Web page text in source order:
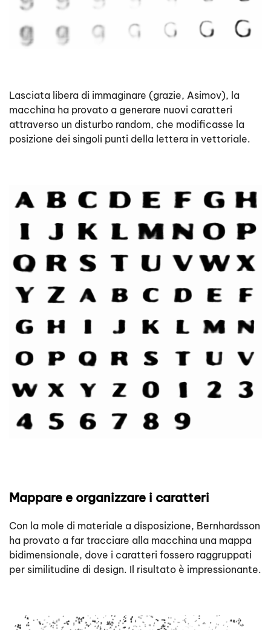
Lasciata libera di immaginare (grazie, Asimov), la
macchina ha provato a generare nuovi caratteri
attraverso un disturbo random, che modificasse la
posizione dei singoli punti della lettera in vettoriale.
Mappare e organizzare i caratteri
Con la mole di materiale a disposizione, Bernhardsson
ha provato a far tracciare alla macchina una mappa
bidimensionale, dove i caratteri fossero raggruppati
per similitudine di design. Il risultato è impressionante.